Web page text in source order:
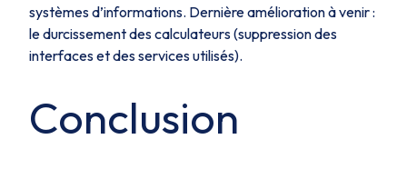
systèmes d’informations. Dernière amélioration à venir :
le durcissement des calculateurs (suppression des
interfaces et des services utilisés).
Conclusion